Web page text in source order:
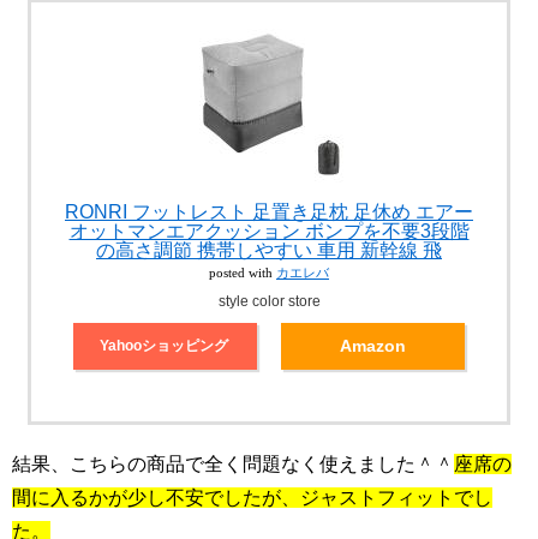
RONRI フットレスト 足置き足枕 足休め エアー
オットマンエアクッション ボンプを不要3段階
の高さ調節 携帯しやすい 車用 新幹線 飛
posted with カエレバ
style color store
Yahooショッピング Amazon
結果、こちらの商品で全く問題なく使えました＾＾ 座席の
間に入るかが少し不安でしたが、ジャストフィットでし
た。